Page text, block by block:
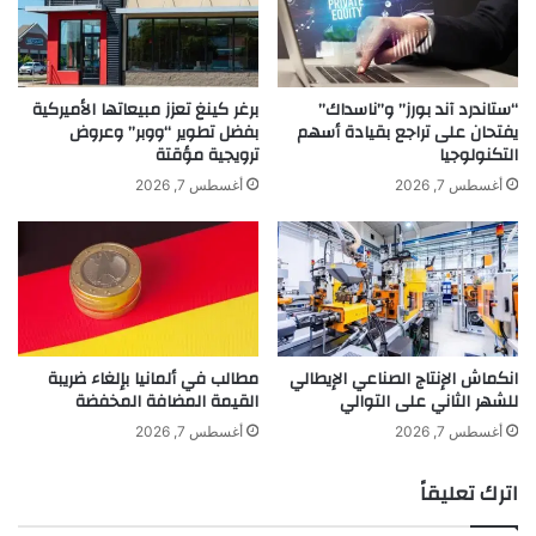
■ مصدر الخبر الأصلي
نشر لأول مرة على:
تاريخ النشر: 2025-12-22 20:03:00
الكاتب: ahmadsh
ا
ر
ا
ل
إ
ط
ا
ل
ي
ة
غ
ر
ا
م
ل
ى
“ستاندرد آند بورز” و”ناسداك”
يفتحان على تراجع بقيادة أسهم
التكنولوجيا
أغسطس 7, 2026
برغر كينغ تعزز مبيعاتها الأميركية
بفضل تطوير “ووبر” وعروض
ترويجية مؤقتة
أغسطس 7, 2026
انكماش الإنتاج الصناعي الإيطالي
للشهر الثاني على التوالي
أغسطس 7, 2026
مطالب في ألمانيا بإلغاء ضريبة
القيمة المضافة المخفضة
أغسطس 7, 2026
اترك تعليقاً